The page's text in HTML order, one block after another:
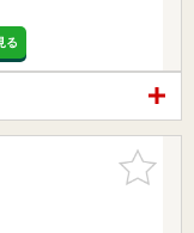
る
お気に入
りに追加